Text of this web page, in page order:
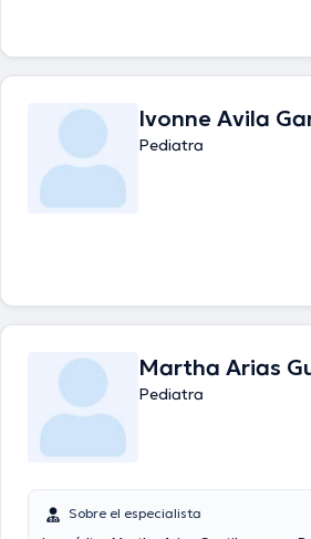
Ivonne Avila
Pediatra
Martha Arias
Pediatra
Sobre el especialista